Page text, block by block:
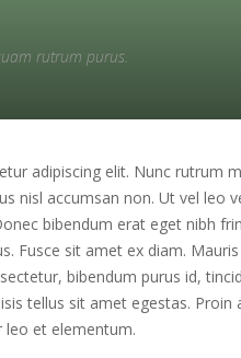
rutrum purus.
adipiscing elit. Nunc rutrum
nisl accumsan non. Ut vel leo
bibendum erat eget nibh
Fusce sit amet ex diam.
bibendum purus id,
tellus sit amet egestas.
leo et elementum.